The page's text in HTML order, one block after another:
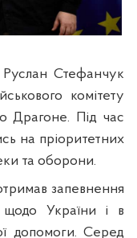
Стефанчук
комітету
Драгоне. Під час
на пріоритетних
та оборони.
запевнення
щодо України і в
допомоги. Серед